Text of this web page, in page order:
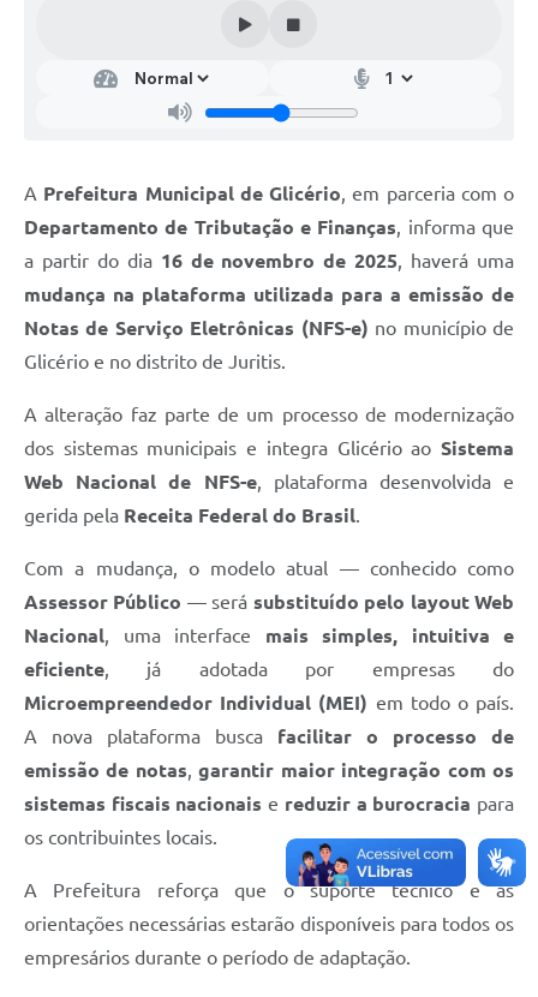
A Prefeitura Municipal de Glicério, em parceria com o
Departamento de Tributação e Finanças, informa que
a partir do dia 16 de novembro de 2025, haverá uma
mudança na plataforma utilizada para a emissão de
Notas de Serviço Eletrônicas (NFS-e) no município de
Glicério e no distrito de Juritis.
A alteração faz parte de um processo de modernização
dos sistemas municipais e integra Glicério ao Sistema
Web Nacional de NFS-e, plataforma desenvolvida e
gerida pela Receita Federal do Brasil.
Com a mudança, o modelo atual — conhecido como
Assessor Público — será substituído pelo layout Web
Nacional, uma interface mais simples, intuitiva e
eficiente, já adotada por empresas do
Microempreendedor Individual (MEI) em todo o país.
A nova plataforma busca facilitar o processo de
emissão de notas,garantir maior integração com os
sistemas fiscais nacionais e reduzir a burocracia para
os contribuintes locais.
A Prefeitura reforça que o suporte técnico e as
orientações necessárias estarão disponíveis para todos os
empresários durante o período de adaptação.